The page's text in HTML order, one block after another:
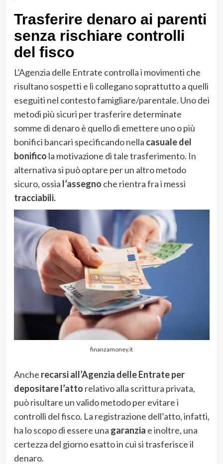
Trasferire denaro ai parenti
senza rischiare controlli
del fisco
L’Agenzia delle Entrate controlla i movimenti che
risultano sospetti e li collegano soprattutto a quelli
eseguiti nel contesto famigliare/parentale. Uno dei
metodi più sicuri per trasferire determinate
somme di denaro è quello di emettere uno o più
bonifici bancari specificando nella casuale del
bonifico la motivazione di tale trasferimento. In
alternativa si può optare per un altro metodo
sicuro, ossia l’assegno che rientra fra i messi
tracciabili.
finanzamoney.it
Anche recarsi all’Agenzia delle Entrate per
depositare l’atto relativo alla scrittura privata,
può risultare un valido metodo per evitare i
controlli del fisco. La registrazione dell’atto, infatti,
ha lo scopo di essere una garanzia e inoltre, una
certezza del giorno esatto in cui si trasferisce il
denaro.